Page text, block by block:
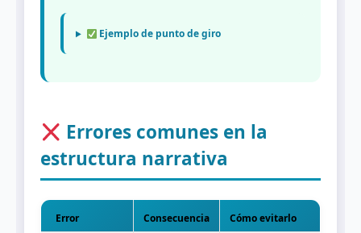
Ejemplo de punto de giro
Errores comunes en la
estructura narrativa
Error Consecuencia Cómo evitarlo